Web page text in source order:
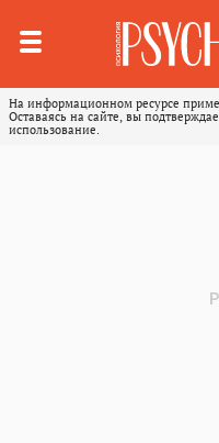
На информационном ресурсе
Оставаясь на сайте, вы
использование.